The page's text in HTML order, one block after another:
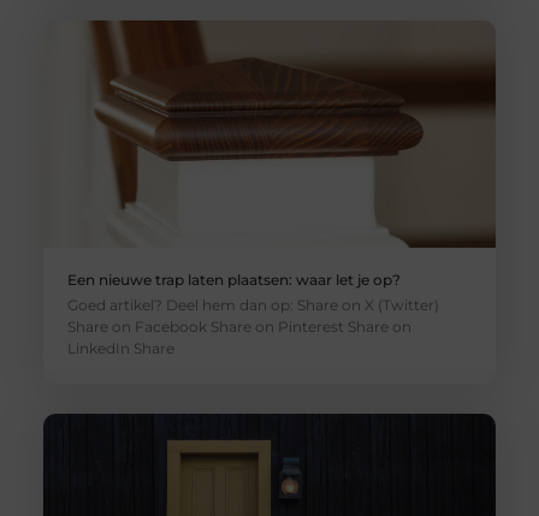
Een nieuwe trap laten plaatsen: waar let je op?
Goed artikel? Deel hem dan op: Share on X (Twitter)
Share on Facebook Share on Pinterest Share on
LinkedIn Share